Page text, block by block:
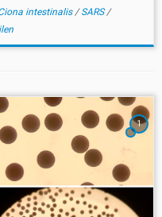
intestinalis/SARS/
1